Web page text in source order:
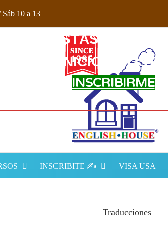
10 a 13​
INSCRIBITE ✍️ VISA USA
Traducciones
ESTÁS A TIEMPO!
INICIO AGOSTO
INSCRIBIRME